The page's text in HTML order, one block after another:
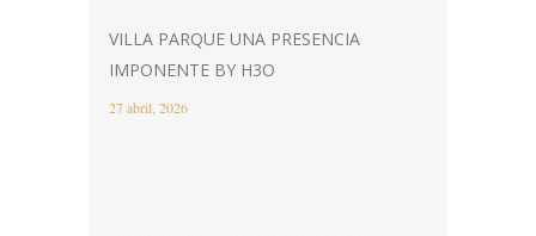
VILLA PARQUE UNA PRESENCIA
IMPONENTE BY H3O
27 abril, 2026